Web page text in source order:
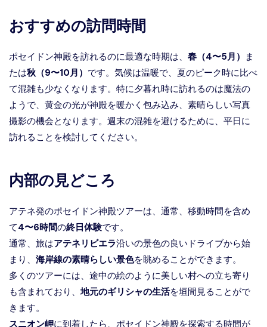
おすすめの訪問時間
ポセイドン神殿を訪れるのに最適な時期は、 春（4〜5月） ま
たは秋（9〜10月） です。気候は温暖で、夏のピーク時に比べ
て混雑も少なくなります。特に夕暮れ時に訪れるのは魔法の
ようで、黄金の光が神殿を暖かく包み込み、素晴らしい写真
撮影の機会となります。週末の混雑を避けるために、平日に
訪れることを検討してください。
内部の見どころ
アテネ発のポセイドン神殿ツアーは、通常、移動時間を含め
て4〜6時間の終日体験です。
通常、旅はアテネリビエラ沿いの景色の良いドライブから始
まり、 海岸線の素晴らしい景色を眺めることができます。
多くのツアーには、途中の絵のように美しい村への立ち寄り
も含まれており、地元のギリシャの生活を垣間見ることがで
きます。
スニオン岬に到着したら、ポセイドン神殿を探索する時間が